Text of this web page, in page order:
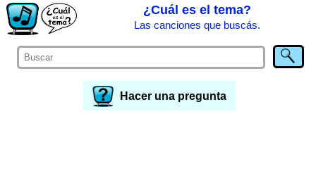
¿Cuál es el tema?
Las canciones que buscás.
Hacer una pregunta